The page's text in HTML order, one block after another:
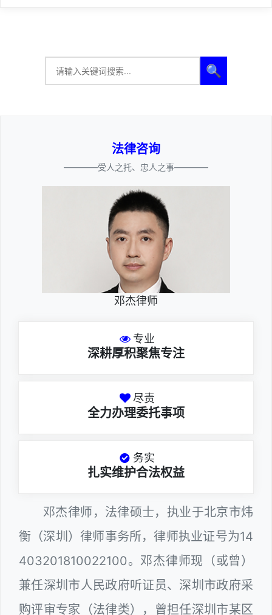
🔍
法律咨询
————受人之托、忠人之事————
邓杰律师
专业
深耕厚积聚焦专注
尽责
全力办理委托事项
务实
扎实维护合法权益
邓杰律师，法律硕士，执业于北京市炜
衡（深圳）律师事务所，律师执业证号为14
403201810022100。邓杰律师现（或曾）
兼任深圳市人民政府听证员、深圳市政府采
购评审专家（法律类），曾担任深圳市某区